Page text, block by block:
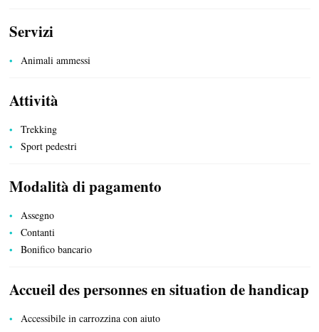
LATO VILLAGGIO
Servizi
Animali ammessi
Attività
Trekking
Sport pedestri
Modalità di pagamento
Assegno
Contanti
Bonifico bancario
Accueil des personnes en situation de handicap
Accessibile in carrozzina con aiuto